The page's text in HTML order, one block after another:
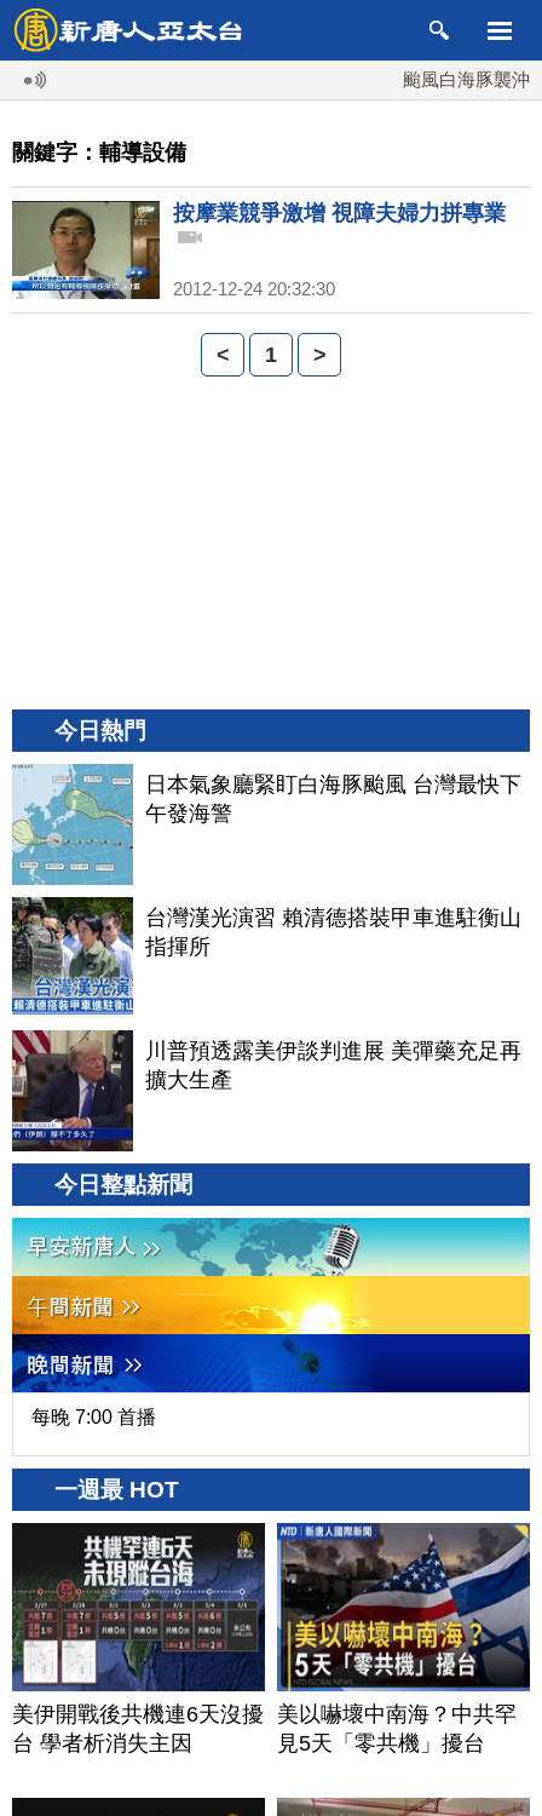
颱風白海豚襲沖
關鍵字：輔導設備
按摩業競爭激增 視障夫婦力拼專業
2012-12-24 20:32:30
< 1 >
今日熱門
日本氣象廳緊盯白海豚颱風 台灣最快下
午發海警
台灣漢光演習 賴清德搭裝甲車進駐衡山
指揮所
川普預透露美伊談判進展 美彈藥充足再
擴大生產
今日整點新聞
每晚 7:00 首播
一週最 HOT
美伊開戰後共機連6天沒擾
台 學者析消失主因
美以嚇壞中南海？中共罕
見5天「零共機」擾台